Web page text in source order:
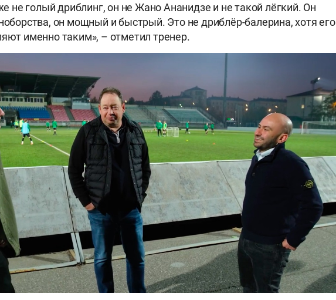
не голый дриблинг, он не Жано Ананидзе и не такой лёгкий. Он
он мощный и быстрый. Это не дриблёр-балерина, хотя его
именно таким», – отметил тренер.